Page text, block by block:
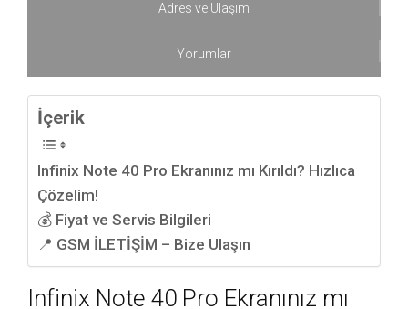
Adres ve Ulaşım
Yorumlar
İçerik
Infinix Note 40 Pro Ekranınız mı Kırıldı? Hızlıca
Çözelim!
💰 Fiyat ve Servis Bilgileri
📍 GSM İLETİŞİM – Bize Ulaşın
Infinix Note 40 Pro Ekranınız mı